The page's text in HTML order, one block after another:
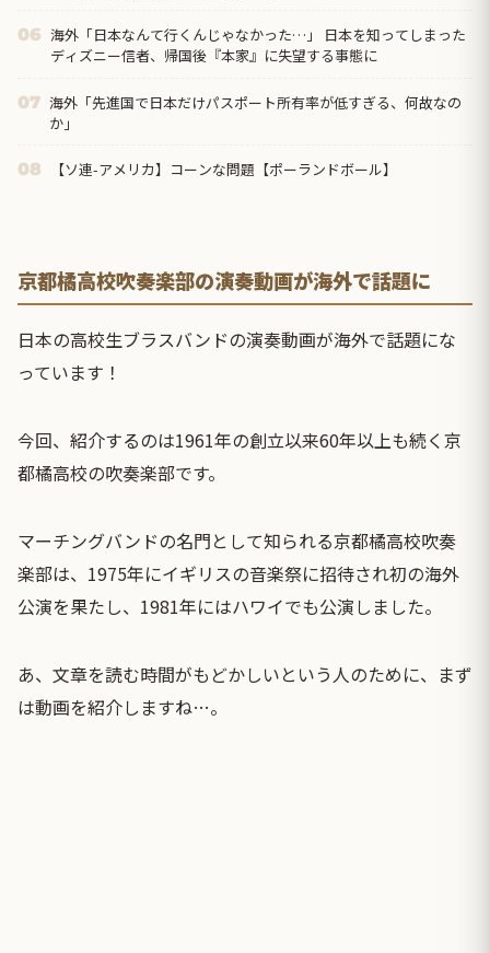
06 海外「日本なんて行くんじゃなかった…」 日本を知ってしまった
ディズニー信者、帰国後『本家』に失望する事態に
07 海外「先進国で日本だけパスポート所有率が低すぎる、何故なの
か」
08 【ソ連-アメリカ】コーンな問題【ポーランドボール】
京都橘高校吹奏楽部の演奏動画が海外で話題に
日本の高校生ブラスバンドの演奏動画が海外で話題にな
っています！
今回、紹介するのは1961年の創立以来60年以上も続く京
都橘高校の吹奏楽部です。
マーチングバンドの名門として知られる京都橘高校吹奏
楽部は、1975年にイギリスの音楽祭に招待され初の海外
公演を果たし、1981年にはハワイでも公演しました。
あ、文章を読む時間がもどかしいという人のために、まず
は動画を紹介しますね…。